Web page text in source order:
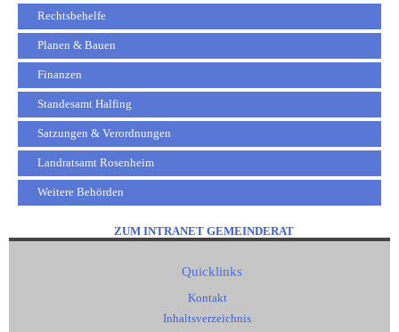
Rechtsbehelfe
Planen & Bauen
Finanzen
Standesamt Halfing
Satzungen & Verordnungen
Landratsamt Rosenheim
Weitere Behörden
ZUM INTRANET GEMEINDERAT
Quicklinks
Kontakt
Inhaltsverzeichnis